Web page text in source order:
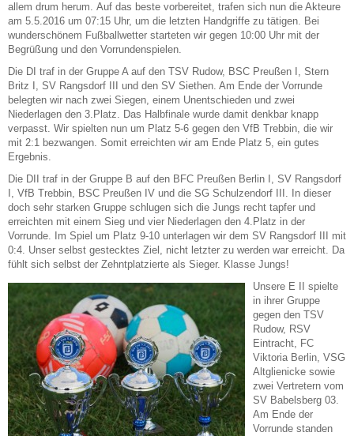
allem drum herum. Auf das beste vorbereitet, trafen sich nun die Akteure
am 5.5.2016 um 07:15 Uhr, um die letzten Handgriffe zu tätigen. Bei
wunderschönem Fußballwetter starteten wir gegen 10:00 Uhr mit der
Begrüßung und den Vorrundenspielen.
Die DI traf in der Gruppe A auf den TSV Rudow, BSC Preußen I, Stern
Britz I, SV Rangsdorf III und den SV Siethen. Am Ende der Vorrunde
belegten wir nach zwei Siegen, einem Unentschieden und zwei
Niederlagen den 3.Platz. Das Halbfinale wurde damit denkbar knapp
verpasst. Wir spielten nun um Platz 5-6 gegen den VfB Trebbin, die wir
mit 2:1 bezwangen. Somit erreichten wir am Ende Platz 5, ein gutes
Ergebnis.
Die DII traf in der Gruppe B auf den BFC Preußen Berlin I, SV Rangsdorf
I, VfB Trebbin, BSC Preußen IV und die SG Schulzendorf III. In dieser
doch sehr starken Gruppe schlugen sich die Jungs recht tapfer und
erreichten mit einem Sieg und vier Niederlagen den 4.Platz in der
Vorrunde. Im Spiel um Platz 9-10 unterlagen wir dem SV Rangsdorf III mit
0:4. Unser selbst gestecktes Ziel, nicht letzter zu werden war erreicht. Da
fühlt sich selbst der Zehntplatzierte als Sieger. Klasse Jungs!
Unsere E II spielte
in ihrer Gruppe
gegen den TSV
Rudow, RSV
Eintracht, FC
Viktoria Berlin, VSG
Altglienicke sowie
zwei Vertretern vom
SV Babelsberg 03.
Am Ende der
Vorrunde standen